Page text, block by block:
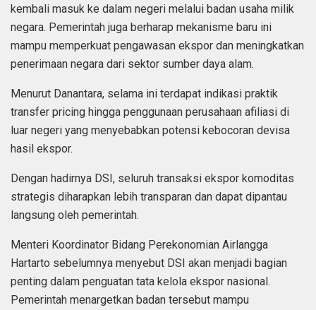
kembali masuk ke dalam negeri melalui badan usaha milik
negara. Pemerintah juga berharap mekanisme baru ini
mampu memperkuat pengawasan ekspor dan meningkatkan
penerimaan negara dari sektor sumber daya alam.
Menurut Danantara, selama ini terdapat indikasi praktik
transfer pricing hingga penggunaan perusahaan afiliasi di
luar negeri yang menyebabkan potensi kebocoran devisa
hasil ekspor.
Dengan hadirnya DSI, seluruh transaksi ekspor komoditas
strategis diharapkan lebih transparan dan dapat dipantau
langsung oleh pemerintah.
Menteri Koordinator Bidang Perekonomian Airlangga
Hartarto sebelumnya menyebut DSI akan menjadi bagian
penting dalam penguatan tata kelola ekspor nasional.
Pemerintah menargetkan badan tersebut mampu